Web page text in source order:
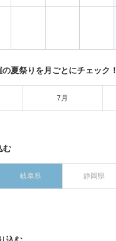
夏祭りを月ごとにチェック！
7月
む
岐阜県 静岡県